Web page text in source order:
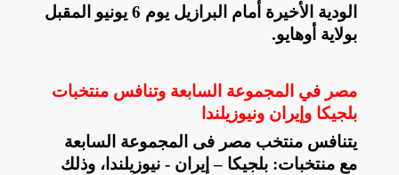
الودية الأخيرة أمام البرازيل يوم 6 يونيو المقبل
بولاية أوهايو.
مصر في المجموعة السابعة وتنافس منتخبات
بلجيكا وإيران ونيوزيلندا
يتنافس منتخب مصر فى المجموعة السابعة
مع منتخبات: بلجيكا – إيران - نيوزيلندا، وذلك